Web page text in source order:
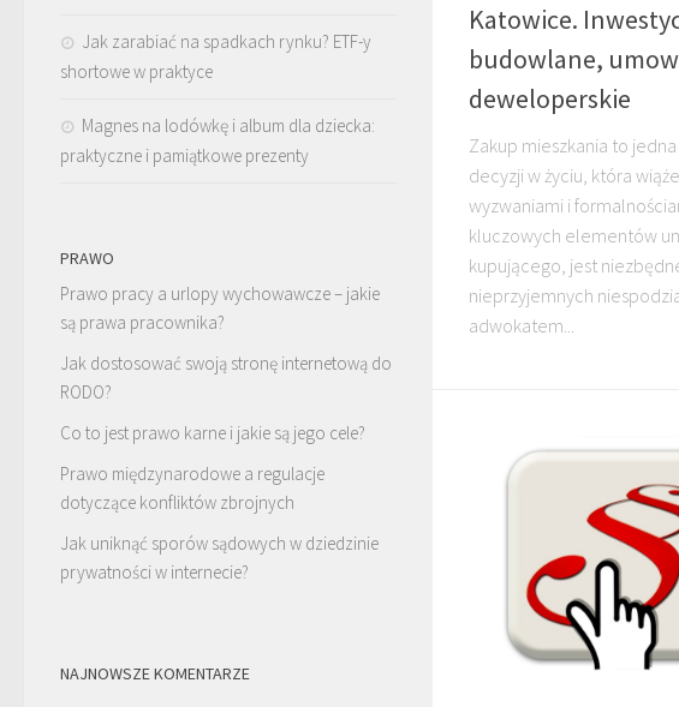
Katowice.
budowlane,
deweloperskie
Zakup mieszkania to
decyzji w życiu, która
wyzwaniami i
kluczowych elementów
kupującego, jest
nieprzyjemnych
adwokatem...
Jak zarabiać na spadkach rynku? ETF-y
shortowe w praktyce
Magnes na lodówkę i album dla dziecka:
praktyczne i pamiątkowe prezenty
PRAWO
Prawo pracy a urlopy wychowawcze – jakie
są prawa pracownika?
Jak dostosować swoją stronę internetową do
RODO?
Co to jest prawo karne i jakie są jego cele?
Prawo międzynarodowe a regulacje
dotyczące konfliktów zbrojnych
Jak uniknąć sporów sądowych w dziedzinie
prywatności w internecie?
NAJNOWSZE KOMENTARZE